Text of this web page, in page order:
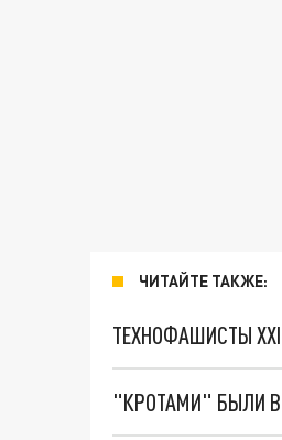
ЧИТАЙТЕ ТАКЖЕ:
ТЕХНОФАШИСТЫ
"КРОТАМИ" БЫЛИ